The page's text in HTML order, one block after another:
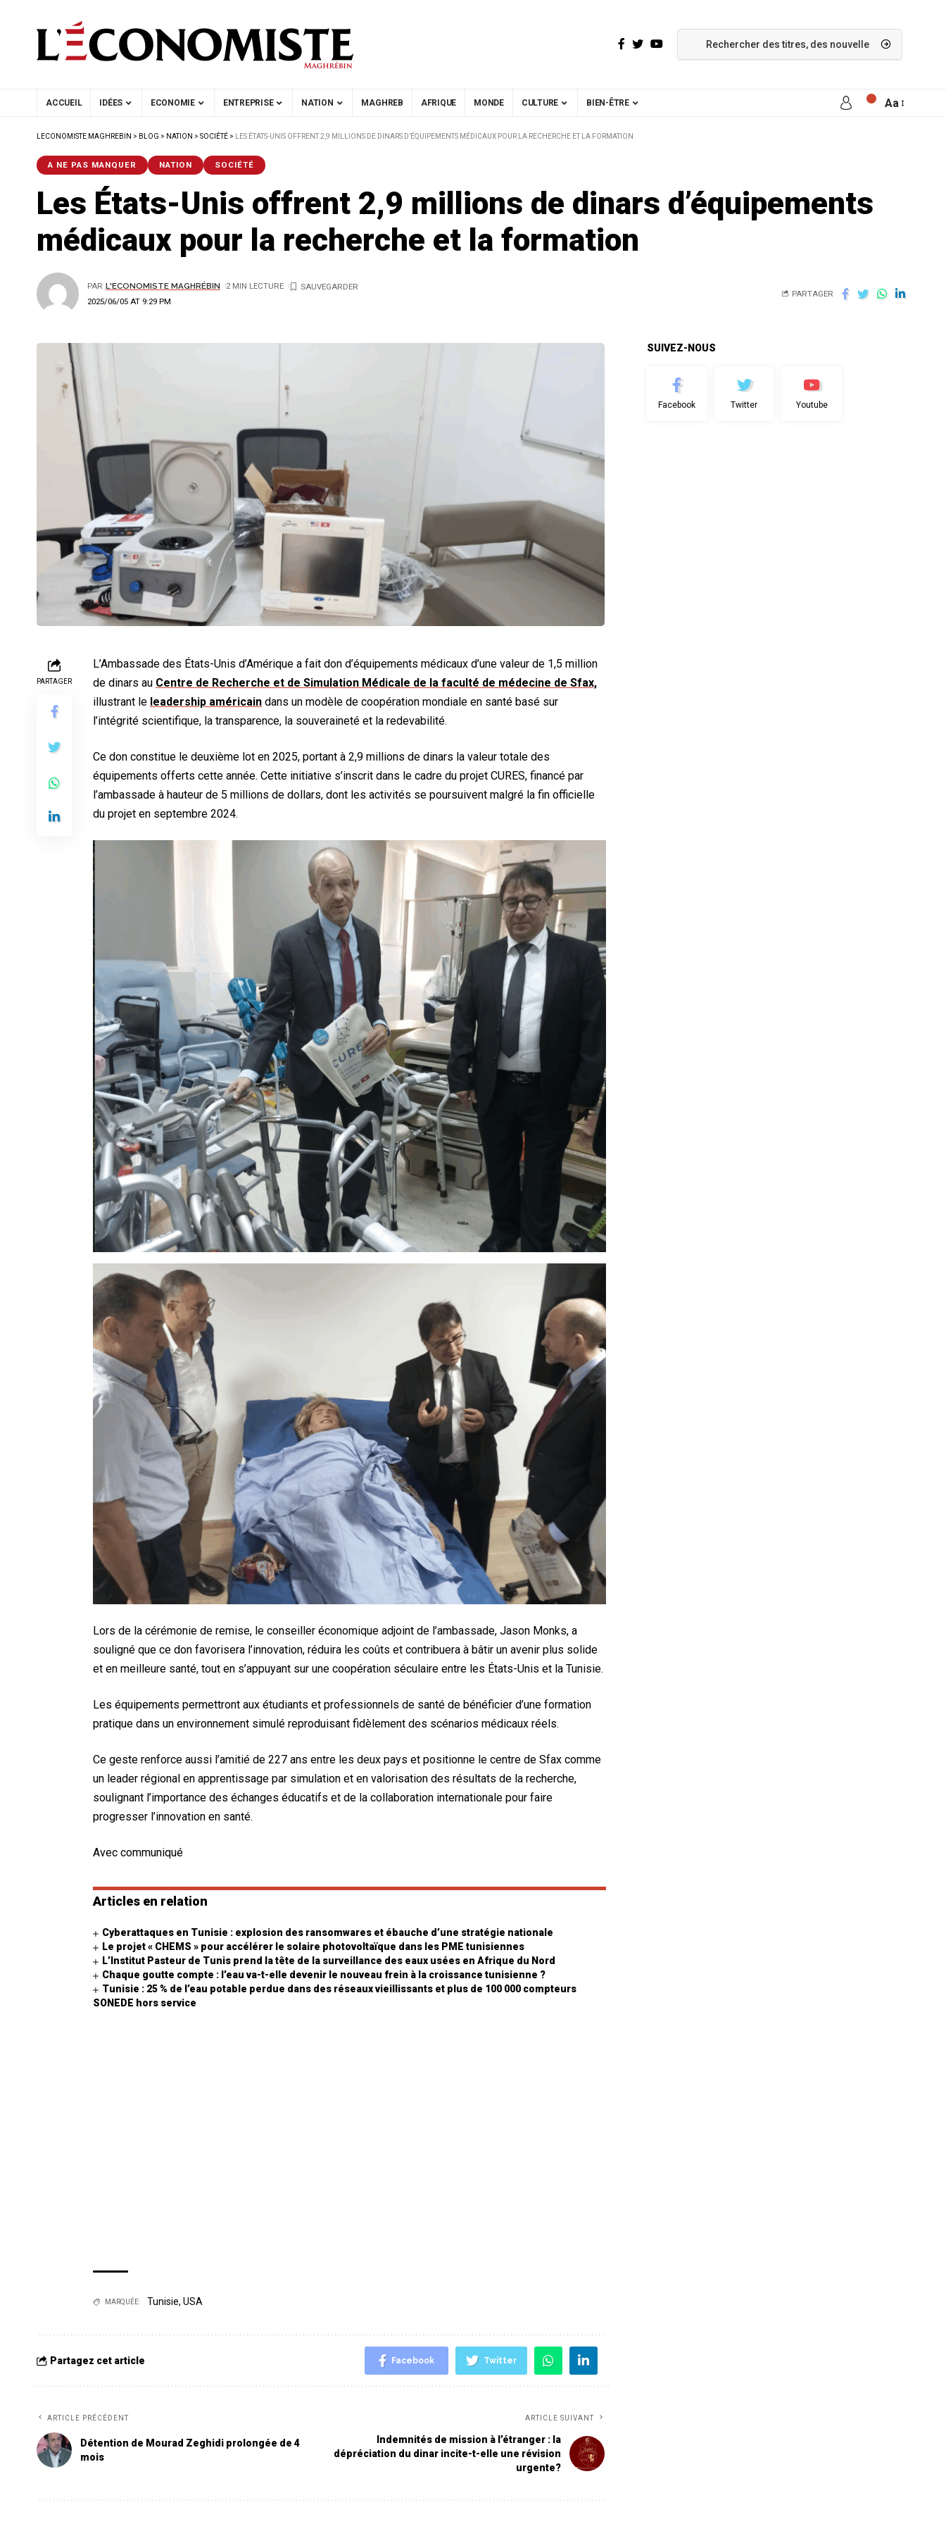
ACCUEIL IDÉES ECONOMIE ENTREPRISE NATION MAGHREB AFRIQUE MONDE CULTURE BIEN-ÊTRE Aa
LECONOMISTE MAGHREBIN > BLOG > NATION > SOCIÉTÉ > LES ÉTATS-UNIS OFFRENT 2,9 MILLIONS DE DINARS D’ÉQUIPEMENTS MÉDICAUX POUR LA RECHERCHE ET LA FORMATION
A NE PAS MANQUER NATION SOCIÉTÉ
Les États-Unis offrent 2,9 millions de dinars d’équipements
médicaux pour la recherche et la formation
2025/06/05 AT 9:29 PM
PAR L'ECONOMISTE MAGHRÉBIN 2 MIN LECTURE
PARTAGER
PARTAGER
L’Ambassade des États-Unis d’Amérique a fait don d’équipements médicaux d’une valeur de 1,5 million
de dinars au Centre de Recherche et de Simulation Médicale de la faculté de médecine de Sfax,
illustrant le leadership américain dans un modèle de coopération mondiale en santé basé sur
l’intégrité scientifique, la transparence, la souveraineté et la redevabilité.
Ce don constitue le deuxième lot en 2025, portant à 2,9 millions de dinars la valeur totale des
équipements offerts cette année. Cette initiative s’inscrit dans le cadre du projet CURES, financé par
l’ambassade à hauteur de 5 millions de dollars, dont les activités se poursuivent malgré la fin officielle
du projet en septembre 2024.
Lors de la cérémonie de remise, le conseiller économique adjoint de l’ambassade, Jason Monks, a
souligné que ce don favorisera l’innovation, réduira les coûts et contribuera à bâtir un avenir plus solide
et en meilleure santé, tout en s’appuyant sur une coopération séculaire entre les États-Unis et la Tunisie.
Les équipements permettront aux étudiants et professionnels de santé de bénéficier d’une formation
pratique dans un environnement simulé reproduisant fidèlement des scénarios médicaux réels.
Ce geste renforce aussi l’amitié de 227 ans entre les deux pays et positionne le centre de Sfax comme
un leader régional en apprentissage par simulation et en valorisation des résultats de la recherche,
soulignant l’importance des échanges éducatifs et de la collaboration internationale pour faire
progresser l’innovation en santé.
Avec communiqué
Articles en relation
Cyberattaques en Tunisie : explosion des ransomwares et ébauche d’une stratégie nationale
Le projet « CHEMS » pour accélérer le solaire photovoltaïque dans les PME tunisiennes
L’Institut Pasteur de Tunis prend la tête de la surveillance des eaux usées en Afrique du Nord
Chaque goutte compte : l’eau va-t-elle devenir le nouveau frein à la croissance tunisienne ?
Tunisie : 25 % de l’eau potable perdue dans des réseaux vieillissants et plus de 100 000 compteurs
SONEDE hors service
MARQUÉE: Tunisie, USA
Partagez cet article Facebook Twitter
ARTICLE PRÉCÉDENT
Détention de Mourad Zeghidi prolongée de 4
mois
ARTICLE SUIVANT
Indemnités de mission à l’étranger : la
dépréciation du dinar incite-t-elle une révision
urgente?
SUIVEZ-NOUS
Facebook Twitter Youtube